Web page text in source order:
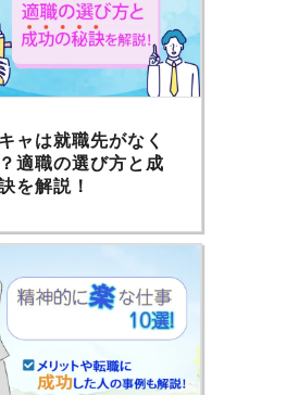
ャは就職先がなく
適職の選び方と成
を解説！